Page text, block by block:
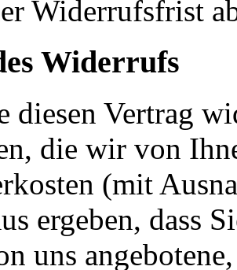
Widerrufsfrist
Widerrufs
diesen Vertrag
die wir von
(mit
ergeben, dass
uns